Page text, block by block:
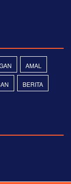
AMAL
BERITA